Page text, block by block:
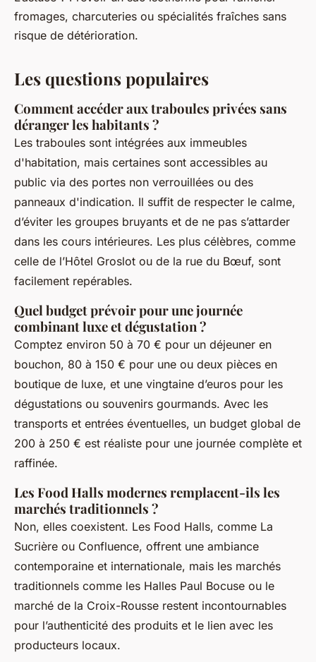
fromages, charcuteries ou spécialités fraîches sans
risque de détérioration.
Les questions populaires
Comment accéder aux traboules privées sans
déranger les habitants ?
Les traboules sont intégrées aux immeubles
d'habitation, mais certaines sont accessibles au
public via des portes non verrouillées ou des
panneaux d'indication. Il suffit de respecter le calme,
d’éviter les groupes bruyants et de ne pas s’attarder
dans les cours intérieures. Les plus célèbres, comme
celle de l’Hôtel Groslot ou de la rue du Bœuf, sont
facilement repérables.
Quel budget prévoir pour une journée
combinant luxe et dégustation ?
Comptez environ 50 à 70 € pour un déjeuner en
bouchon, 80 à 150 € pour une ou deux pièces en
boutique de luxe, et une vingtaine d’euros pour les
dégustations ou souvenirs gourmands. Avec les
transports et entrées éventuelles, un budget global de
200 à 250 € est réaliste pour une journée complète et
raffinée.
Les Food Halls modernes remplacent-ils les
marchés traditionnels ?
Non, elles coexistent. Les Food Halls, comme La
Sucrière ou Confluence, offrent une ambiance
contemporaine et internationale, mais les marchés
traditionnels comme les Halles Paul Bocuse ou le
marché de la Croix-Rousse restent incontournables
pour l’authenticité des produits et le lien avec les
producteurs locaux.